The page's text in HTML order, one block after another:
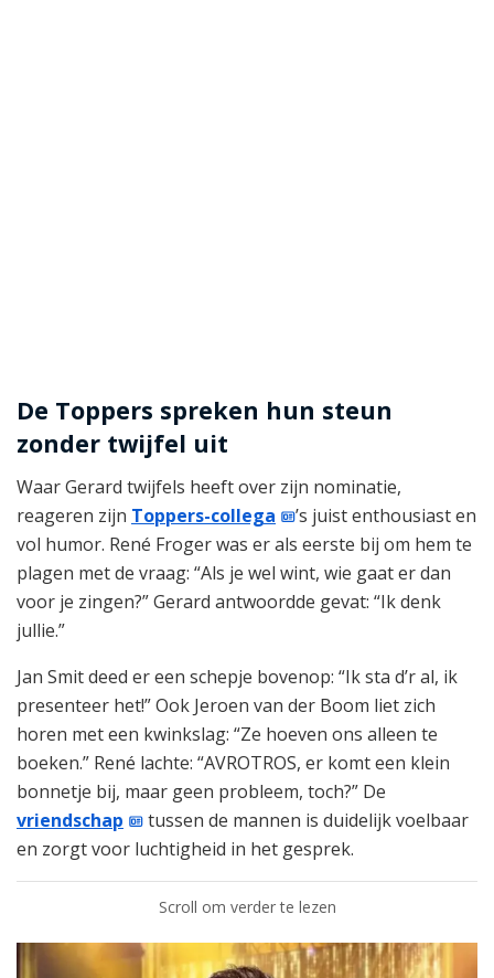
De Toppers spreken hun steun
zonder twijfel uit
Waar Gerard twijfels heeft over zijn nominatie,
reageren zijn Toppers-collega
’s juist enthousiast en
vol humor. René Froger was er als eerste bij om hem te
plagen met de vraag: “Als je wel wint, wie gaat er dan
voor je zingen?” Gerard antwoordde gevat: “Ik denk
jullie.”
Jan Smit deed er een schepje bovenop: “Ik sta d’r al, ik
presenteer het!” Ook Jeroen van der Boom liet zich
horen met een kwinkslag: “Ze hoeven ons alleen te
boeken.” René lachte: “AVROTROS, er komt een klein
bonnetje bij, maar geen probleem, toch?” De
vriendschap
tussen de mannen is duidelijk voelbaar
en zorgt voor luchtigheid in het gesprek.
Scroll om verder te lezen